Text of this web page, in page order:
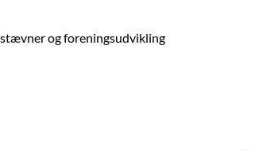
og foreningsudvikling